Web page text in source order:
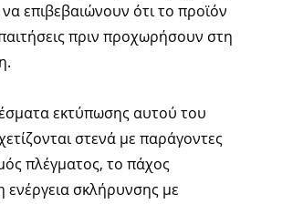
να επιβεβαιώνουν ότι το προϊόν
πριν προχωρήσουν στη
εκτύπωσης αυτού του
στενά με παράγοντες
πλέγματος, το πάχος
ενέργεια σκλήρυνσης με